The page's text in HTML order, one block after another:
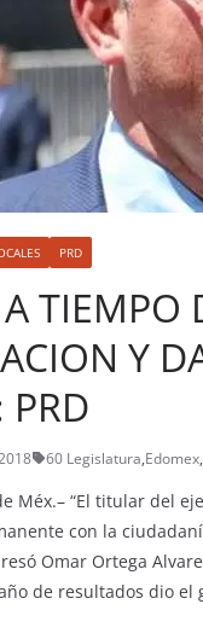
PRD
TIEMPO
Y
PRD
60 Legislatura,Edomex,
Méx.– “El titular del
con la
Omar Ortega
de resultados dio el